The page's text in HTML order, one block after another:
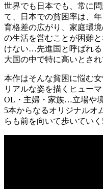
世界でも日本でも、常に
て、日本での貧困率は、
育格差の広がり、家庭環
の生活を営むことが困難
けない…先進国と呼ばれる
大国の中で特に高いとされ
本作はそんな貧困に悩む
リアルな姿を描くヒュー
OL・主婦・家族…立場や
5本からなるオリジナルオ
らも前を向いて歩いてい